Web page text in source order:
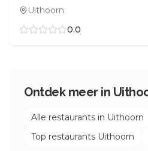
Uithoorn
0.0
Ontdek meer in
Alle restaurants in Uithoorn
Top restaurants Uithoorn